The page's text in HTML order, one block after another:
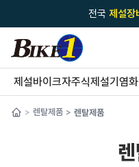
전국 제설장
국내 1위 제설장비
제설 현장의
전국제설장
전국이 선택한
제설바이크자주식제설기 염
> 렌탈제품 > 렌탈제품